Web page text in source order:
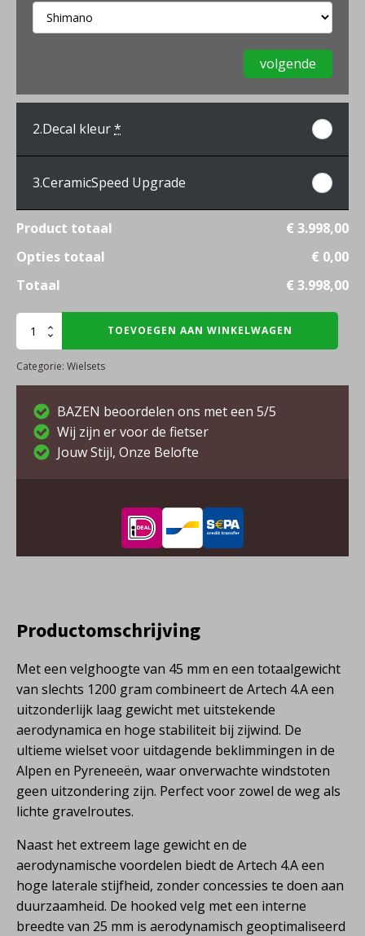
volgende
2.Decal kleur*
3.CeramicSpeed Upgrade
Product totaal
€ 3.998,00
Opties totaal
€ 0,00
Totaal
€ 3.998,00
Scope
Artech
4.A
aantal
TOEVOEGEN AAN WINKELWAGEN
Categorie: Wielsets
BAZEN beoordelen ons met een 5/5
Wij zijn er voor de fietser
Jouw Stijl, Onze Belofte
Productomschrijving
Met een velghoogte van 45 mm en een totaalgewicht
van slechts 1200 gram combineert de Artech 4.A een
uitzonderlijk laag gewicht met uitstekende
aerodynamica en hoge stabiliteit bij zijwind. De
ultieme wielset voor uitdagende beklimmingen in de
Alpen en Pyreneeën, waar onverwachte windstoten
geen uitzondering zijn. Perfect voor zowel de weg als
lichte gravelroutes.
Naast het extreem lage gewicht en de
aerodynamische voordelen biedt de Artech 4.A een
hoge laterale stijfheid, zonder concessies te doen aan
duurzaamheid. De hooked velg met een interne
breedte van 25 mm is aerodynamisch geoptimaliseerd